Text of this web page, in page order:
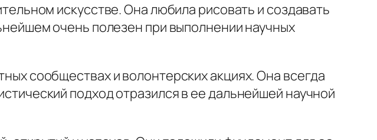
искусстве. Она любила рисовать и создавать
очень полезен при выполнении научных
сообществах и волонтерских акциях. Она всегда
подход отразился в ее дальнейшей научной